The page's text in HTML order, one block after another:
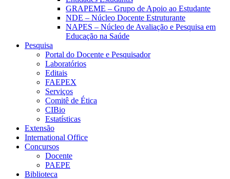
GRAPEME – Grupo de Apoio ao Estudante
NDE – Núcleo Docente Estruturante
NAPES – Núcleo de Avaliação e Pesquisa em
Educação na Saúde
Pesquisa
Portal do Docente e Pesquisador
Laboratórios
Editais
FAEPEX
Serviços
Comitê de Ética
CIBio
Estatísticas
Extensão
International Office
Concursos
Docente
PAEPE
Biblioteca